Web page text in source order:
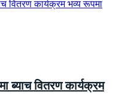
ब्याच वितरण कार्यक्रम